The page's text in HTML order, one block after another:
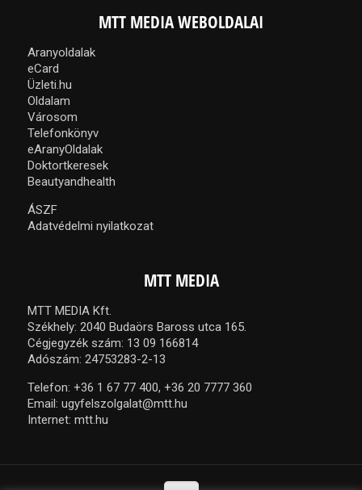
MTT MEDIA WEBOLDALAI
Aranyoldalak
eCard
Üzleti.hu
Oldalam
Városom
Telefonkönyv
eAranyOldalak
Doktortkeresek
Beautyandhealth
ÁSZF
Adatvédelmi nyilatkozat
MTT MEDIA
MTT MEDIA Kft.
Székhely: 2040 Budaörs Baross utca 165.
Cégjegyzék szám: 13 09 166814
Adószám: 24753283-2-13
Telefon: +36 1 67 77 400, +36 20 7777 360
Email: ugyfelszolgalat@mtt.hu
Internet: mtt.hu